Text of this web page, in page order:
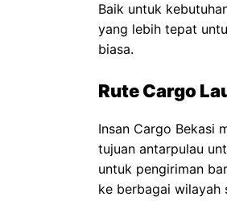
Baik untuk
yang lebih tepat
biasa.
Rute Cargo
Insan Cargo Bekasi
tujuan antarpulau
untuk pengiriman
ke berbagai wilayah